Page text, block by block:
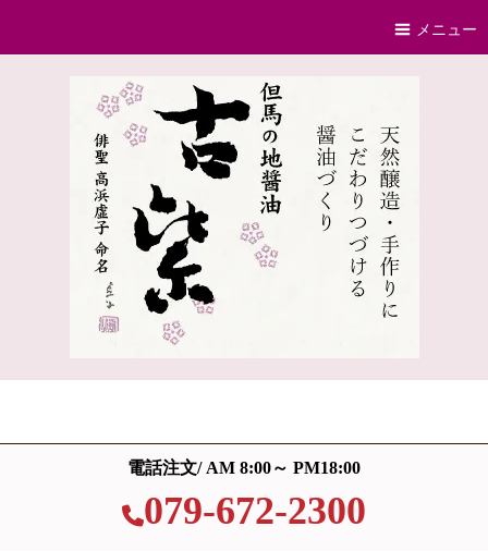
メニュー
電話注文/ AM 8:00～ PM18:00
079-672-2300